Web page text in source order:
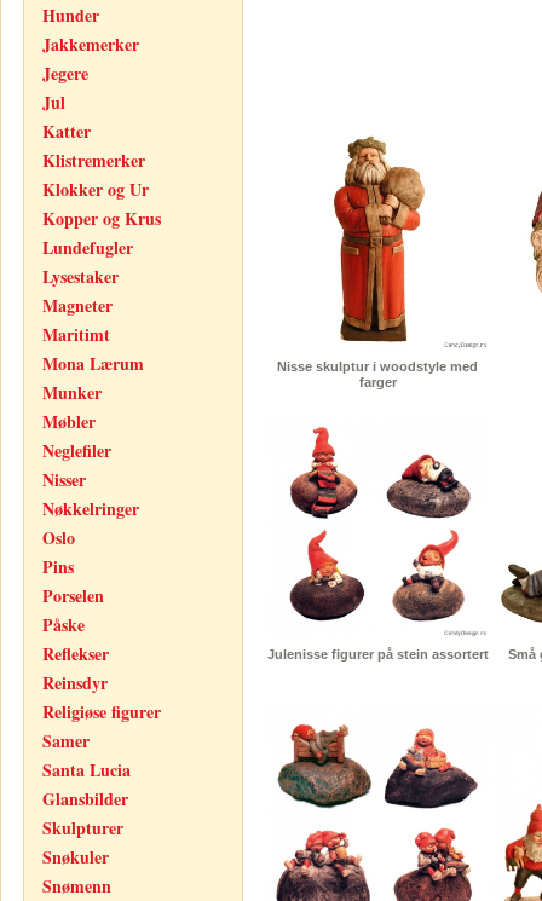
Hunder
Jakkemerker
Jegere
Jul
Katter
Klistremerker
Klokker og Ur
Kopper og Krus
Lundefugler
Lysestaker
Magneter
Maritimt
Mona Lærum
Munker
Møbler
Neglefiler
Nisser
Nøkkelringer
Oslo
Pins
Porselen
Påske
Reflekser
Reinsdyr
Religiøse figurer
Samer
Santa Lucia
Glansbilder
Skulpturer
Snøkuler
Snømenn
Nisse skulptur i woodstyle med
farger
Julenisse figurer på stein assortert Små